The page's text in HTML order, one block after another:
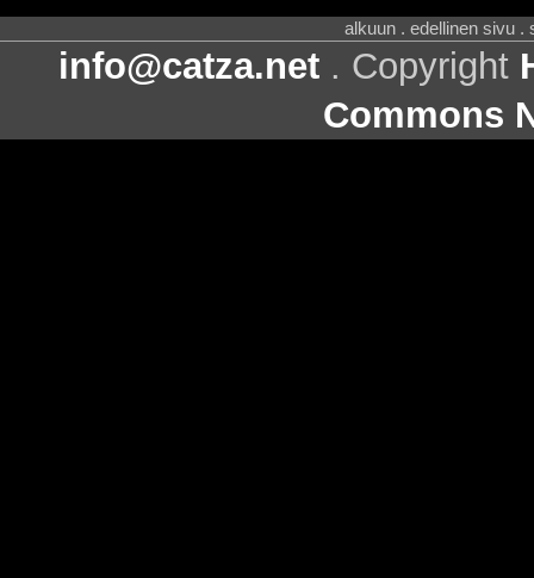
alkuun . edellinen sivu .
info@catza.net . Copyright
Commons